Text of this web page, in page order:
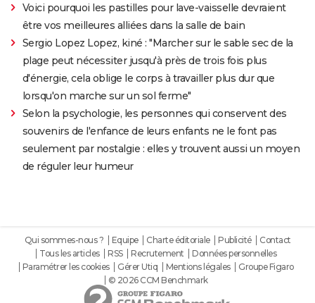
Voici pourquoi les pastilles pour lave-vaisselle devraient
être vos meilleures alliées dans la salle de bain
Sergio Lopez Lopez, kiné : "Marcher sur le sable sec de la
plage peut nécessiter jusqu'à près de trois fois plus
d'énergie, cela oblige le corps à travailler plus dur que
lorsqu'on marche sur un sol ferme"
Selon la psychologie, les personnes qui conservent des
souvenirs de l'enfance de leurs enfants ne le font pas
seulement par nostalgie : elles y trouvent aussi un moyen
de réguler leur humeur
Qui sommes-nous ? Equipe Charte éditoriale Publicité
Contact
Tous les articles
RSS Recrutement
Données personnelles
Paramétrer les cookies
Gérer Utiq Mentions légales
Groupe Figaro
© 2026 CCM Benchmark